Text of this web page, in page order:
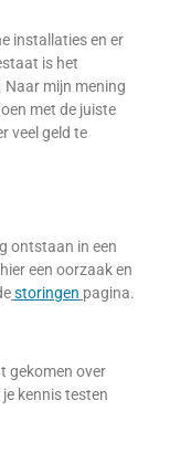
installaties en er
is het
Naar mijn mening
met de juiste
veel geld te
ontstaan in een
een oorzaak en
storingen pagina.
gekomen over
kennis testen